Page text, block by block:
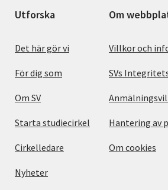
Utforska
Det här gör vi
För dig som
Om SV
Starta studiecirkel
Cirkelledare
Nyheter
Om
Villkor och
SVs
Hantering av
Om cookies